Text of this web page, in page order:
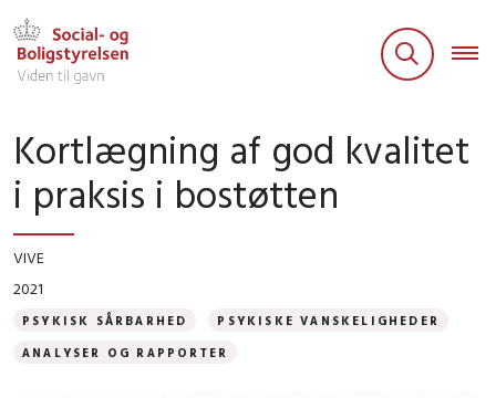
Kortlægning af god kvalitet
i praksis i bostøtten
VIVE
2021
PSYKISK SÅRBARHED PSYKISKE VANSKELIGHEDER
ANALYSER OG RAPPORTER